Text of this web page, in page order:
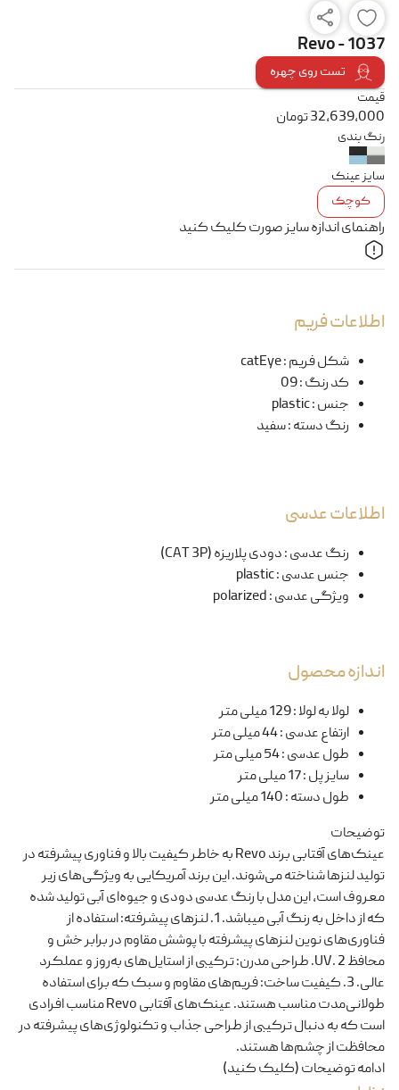
Revo - 1037
تست روی چهره
قیمت
32,639,000تومان
رنگ بندی
سایز عینک
کوچک
راهنمای اندازه سایز صورت کلیک کنید
اطلاعات فریم
شکل فریم:
catEye
کد رنگ:
09
جنس:
plastic
رنگ دسته:سفید
اطلاعات عدسی
رنگ عدسی:دودی پلاریزه (CAT 3P)
جنس عدسی:
plastic
ویژگی عدسی:
polarized
اندازه محصول
لولا به لولا:129 میلی متر
ارتفاع عدسی:44 میلی متر
طول عدسی:54 میلی متر
سایز پل:17 میلی متر
طول دسته:140 میلی متر
توضیحات
عینک‌های آفتابی برند Revo به خاطر کیفیت بالا و فناوری پیشرفته در
تولید لنزها شناخته می‌شوند. این برند آمریکایی به ویژگی‌های زیر
معروف است, این مدل با رنگ عدسی دودی و جیوه‌ای آبی تولید شده
که از داخل به رنگ آبی میباشد. 1. لنزهای پیشرفته: استفاده از
فناوری‌های نوین لنزهای پیشرفته با پوشش مقاوم در برابر خش و
محافظ UV. 2. طراحی مدرن: ترکیبی از استایل‌های به‌روز و عملکرد
عالی. 3. کیفیت ساخت: فریم‌های مقاوم و سبک که برای استفاده
طولانی‌مدت مناسب هستند. عینک‌های آفتابی Revo مناسب افرادی
است که به دنبال ترکیبی از طراحی جذاب و تکنولوژی‌های پیشرفته در
محافظت از چشم‌ها هستند.
ادامه توضیحات (کلیک کنید)